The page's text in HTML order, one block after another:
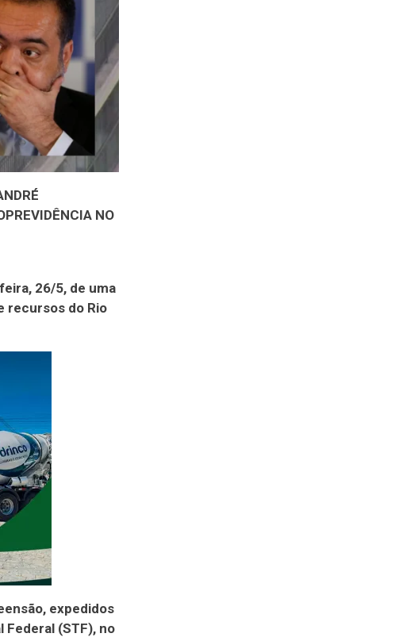
NO
26/5, de uma
recursos do Rio
expedidos
(STF), no